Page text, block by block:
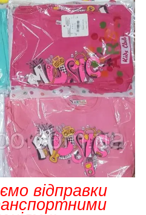
відправки